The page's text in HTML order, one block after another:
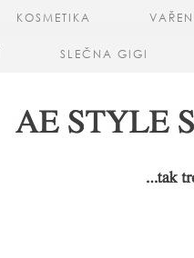
KOSMETIKA
SLEČNA GIGI